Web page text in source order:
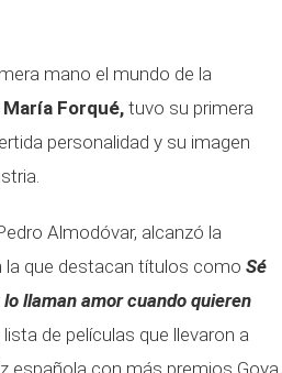
mano el mundo de la
Forqué, tuvo su primera
personalidad y su imagen
Almodóvar, alcanzó la
la que destacan títulos como Sé
lo llaman amor cuando quieren
de películas que llevaron a
española con más premios Goya,